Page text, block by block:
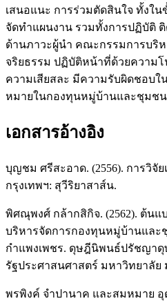
เสนอแนะ การร่วมตัดสินใจ ทั้งใ
จัดทำแผนงาน รวมทั้งการปฏิบัติ
ด้านภาวะผู้นำ คณะกรรมการบริ
จริยธรรม ปฏิบัติหน้าที่ด้วยความโ
ความเสียสละ มีความรับผิดชอบ
หมายในกองทุนหมู่บ้านและชุมชน
เอกสารอ้างอิง
บุญชม ศรีสะอาด. (2556). การวิจั
กรุงเทพฯ: สุวีริยาสาส์น.
พิศณุพงศ์ กล้ากสิกิจ. (2562). ต้น
บริหารจัดการกองทุนหมู่บ้านและ
กำแพงเพชร. ดุษฎีนิพนธ์ปรัชญา
รัฐประศาสนศาสตร์ มหาวิทยาลั
พรพิงค์ จำปานาค และสมหมาย อุ